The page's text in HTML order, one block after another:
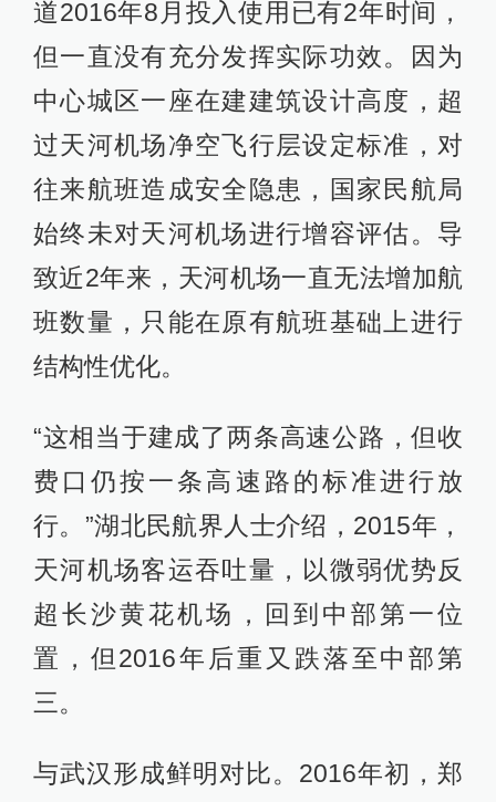
道2016年8月投入使用已有2年时间，
但一直没有充分发挥实际功效。因为
中心城区一座在建建筑设计高度，超
过天河机场净空飞行层设定标准，对
往来航班造成安全隐患，国家民航局
始终未对天河机场进行增容评估。导
致近2年来，天河机场一直无法增加航
班数量，只能在原有航班基础上进行
结构性优化。
“这相当于建成了两条高速公路，但收
费口仍按一条高速路的标准进行放
行。”湖北民航界人士介绍，2015年，
天河机场客运吞吐量，以微弱优势反
超长沙黄花机场，回到中部第一位
置，但2016年后重又跌落至中部第
三。
与武汉形成鲜明对比。2016年初，郑